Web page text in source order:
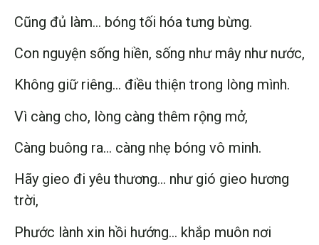
Cũng đủ làm… bóng tối hóa tưng bừng.
Con nguyện sống hiền, sống như mây như nước,
Không giữ riêng… điều thiện trong lòng mình.
Vì càng cho, lòng càng thêm rộng mở,
Càng buông ra… càng nhẹ bóng vô minh.
Hãy gieo đi yêu thương… như gió gieo hương
trời,
Phước lành xin hồi hướng… khắp muôn nơi